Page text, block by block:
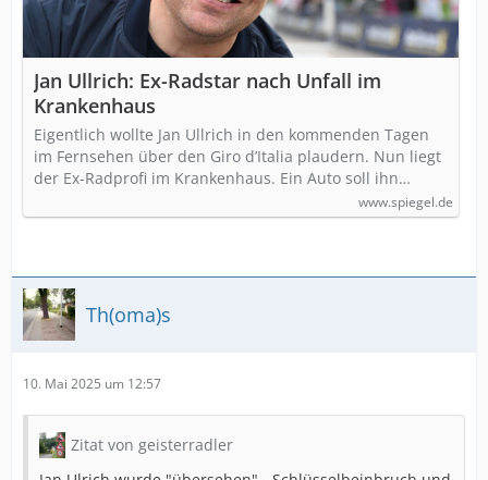
Jan Ullrich: Ex-Radstar nach Unfall im
Krankenhaus
Eigentlich wollte Jan Ullrich in den kommenden Tagen
im Fernsehen über den Giro d’Italia plaudern. Nun liegt
der Ex-Radprofi im Krankenhaus. Ein Auto soll ihn…
www.spiegel.de
Th(oma)s
10. Mai 2025 um 12:57
Zitat von geisterradler